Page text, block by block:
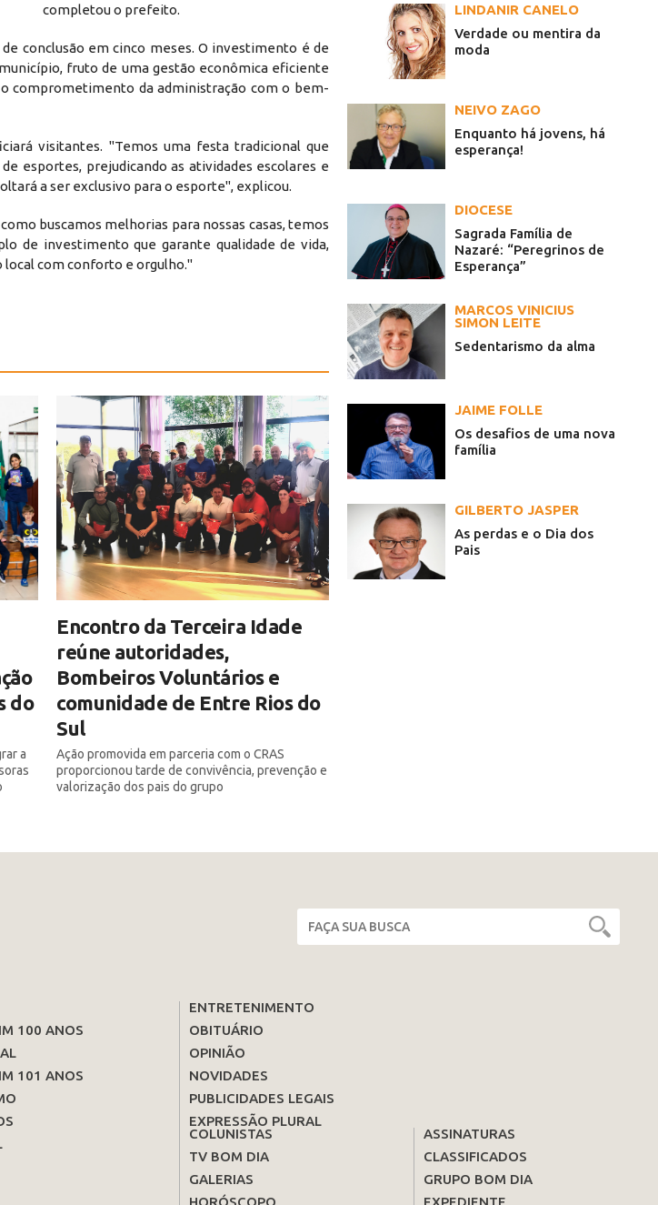
completou o prefeito.
conclusão em cinco meses. O investimento é de
fruto de uma gestão econômica eficiente
comprometimento da administração com o bem-
visitantes. "Temos uma festa tradicional que
esportes, prejudicando as atividades escolares e
a ser exclusivo para o esporte", explicou.
buscamos melhorias para nossas casas, temos
de investimento que garante qualidade de vida,
local com conforto e orgulho."
do
a
Encontro da Terceira Idade
reúne autoridades,
Bombeiros Voluntários e
comunidade de Entre Rios do
Sul
Ação promovida em parceria com o CRAS
proporcionou tarde de convivência, prevenção e
valorização dos pais do grupo
LINDANIR CANELO
Verdade ou mentira da
moda
NEIVO ZAGO
Enquanto há jovens, há
esperança!
DIOCESE
Sagrada Família de
Nazaré: “Peregrinos de
Esperança”
MARCOS VINICIUS
SIMON LEITE
Sedentarismo da alma
JAIME FOLLE
Os desafios de uma nova
família
GILBERTO JASPER
As perdas e o Dia dos
Pais
100 ANOS
101 ANOS
ENTRETENIMENTO
OBITUÁRIO
OPINIÃO
NOVIDADES
PUBLICIDADES LEGAIS
EXPRESSÃO PLURAL
COLUNISTAS
TV BOM DIA
GALERIAS
HORÓSCOPO
ASSINATURAS
CLASSIFICADOS
GRUPO BOM DIA
EXPEDIENTE